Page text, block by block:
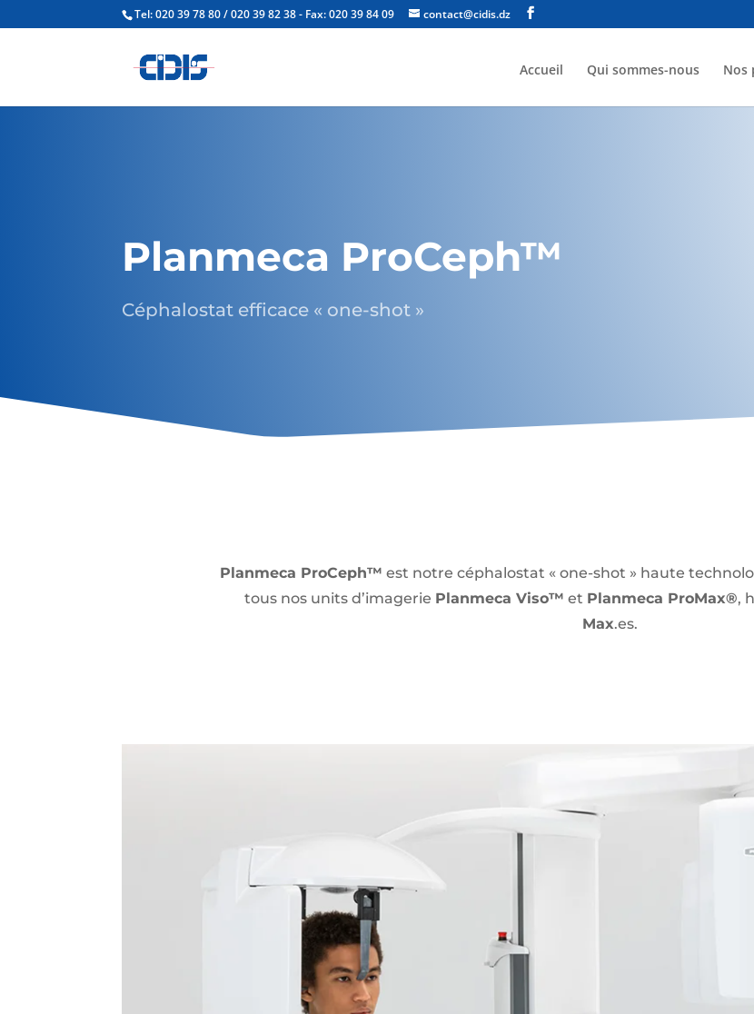
Tel: 020 39 78 80 / 020 39 82 38 - Fax: 020 39 84 09 contact@cidis.dz
Accueil Qui sommes-nous Nos
Planmeca ProCeph™
Céphalostat efficace « one-shot »
Planmeca ProCeph™ est notre céphalostat « one-shot » haute
tous nos units d’imagerie Planmeca Viso™ et Planmeca ProMax®,
Max.es.